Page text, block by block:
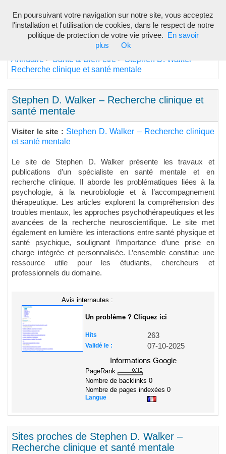
Annuaire > Santé & Bien-être > Stephen D. Walker –
Recherche clinique et santé mentale
Stephen D. Walker – Recherche clinique et
santé mentale
Visiter le site : Stephen D. Walker – Recherche clinique
et santé mentale
Le site de Stephen D. Walker présente les travaux et
publications d’un spécialiste en santé mentale et en
recherche clinique. Il aborde les problématiques liées à la
psychologie, à la neurobiologie et à l’accompagnement
thérapeutique. Les articles explorent la compréhension des
troubles mentaux, les approches psychothérapeutiques et les
avancées de la recherche neuroscientifique. Le site met
également en lumière les interactions entre santé physique et
santé psychique, soulignant l’importance d’une prise en
charge intégrée et personnalisée. L’ensemble constitue une
ressource utile pour les étudiants, chercheurs et
professionnels du domaine.
Avis internautes :
Un problème ? Cliquez ici
Hits 263
Validé le :
07-10-2025
Informations Google
PageRank
Nombre de backlinks 0
Nombre de pages indexées 0
Langue
Sites proches de Stephen D. Walker –
Recherche clinique et santé mentale
En poursuivant votre navigation sur notre site, vous acceptez
l'installation et l'utilisation de cookies, dans le respect de notre
politique de protection de votre vie privee.
En savoir
plus
Ok